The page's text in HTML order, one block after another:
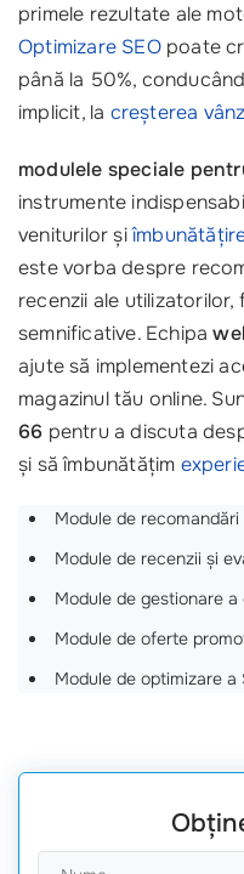
primele rezultate ale
Optimizare SEOpoate
până la 50%,
implicit, la creșterea
modulele speciale
instrumente
veniturilor și
este vorba despre
recenzii ale
semnificative. Echipa
ajute să implementezi
magazinul tău online.
66 pentru a discuta
și să îmbunătățim
Module de
Module de recenzii și
Module de gestionare
Module de oferte
Module de optimizare a